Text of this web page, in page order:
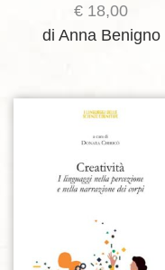
€ 18,00
di Anna Benigno
Aggiungi alla lista dei desideri